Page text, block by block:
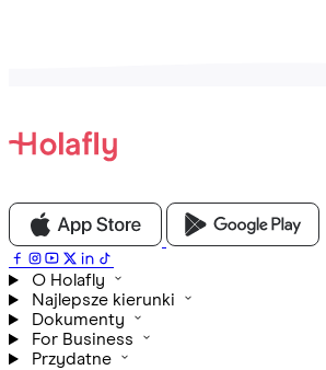
O Holafly
Najlepsze kierunki
Dokumenty
For Business
Przydatne